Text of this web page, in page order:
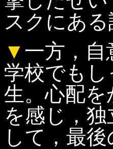
スクにあ
▼ 一方，
学校でも
生。心配
を感じ，
して，最